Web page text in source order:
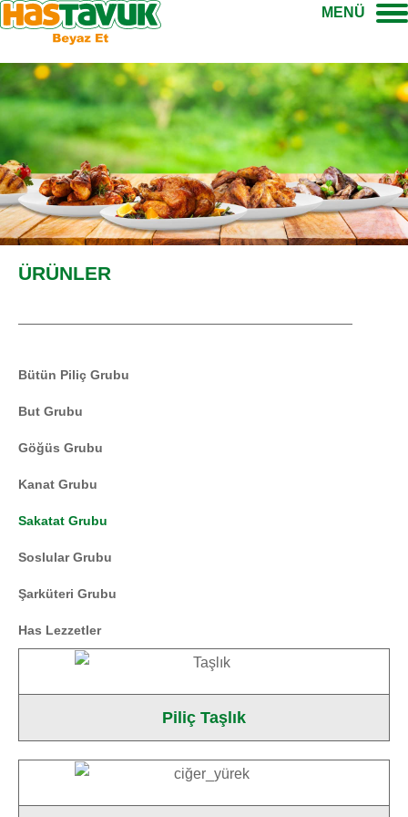
MENÜ
ÜRÜNLER
Bütün Piliç Grubu
But Grubu
Göğüs Grubu
Kanat Grubu
Sakatat Grubu
Soslular Grubu
Şarküteri Grubu
Has Lezzetler
Piliç Taşlık